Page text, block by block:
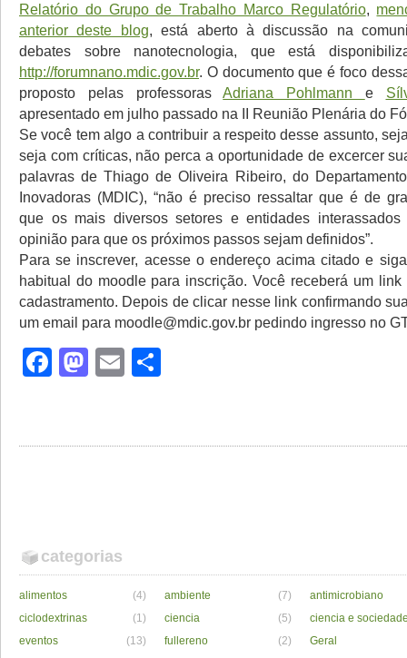
Relatório do Grupo de Trabalho Marco Regulatório,
anterior deste blog, está aberto à discussão na
debates sobre nanotecnologia, que está
http://forumnano.mdic.gov.br. O documento que é foco
proposto pelas professorasAdriana Pohlmann e
apresentado em julho passado na II Reunião Plenária do
Se você tem algo a contribuir a respeito desse assunto,
seja com críticas, não perca a oportunidade de excercer
palavras de Thiago de Oliveira Ribeiro, do
Inovadoras (MDIC), “não é preciso ressaltar que é de
que os mais diversos setores e entidades interassados
opinião para que os próximos passos sejam definidos”.
Para se inscrever, acesse o endereço acima citado e
habitual do moodle para inscrição. Você receberá um link
cadastramento. Depois de clicar nesse link confirmando
um email para moodle@mdic.gov.br pedindo ingresso no
Facebook
Mastodon
Email
categorias
alimentos (4) ambiente (7)
antimicrobiano
ciclodextrinas
(1) ciencia (5)
ciencia e
eventos
(13) fullereno (2)
Geral